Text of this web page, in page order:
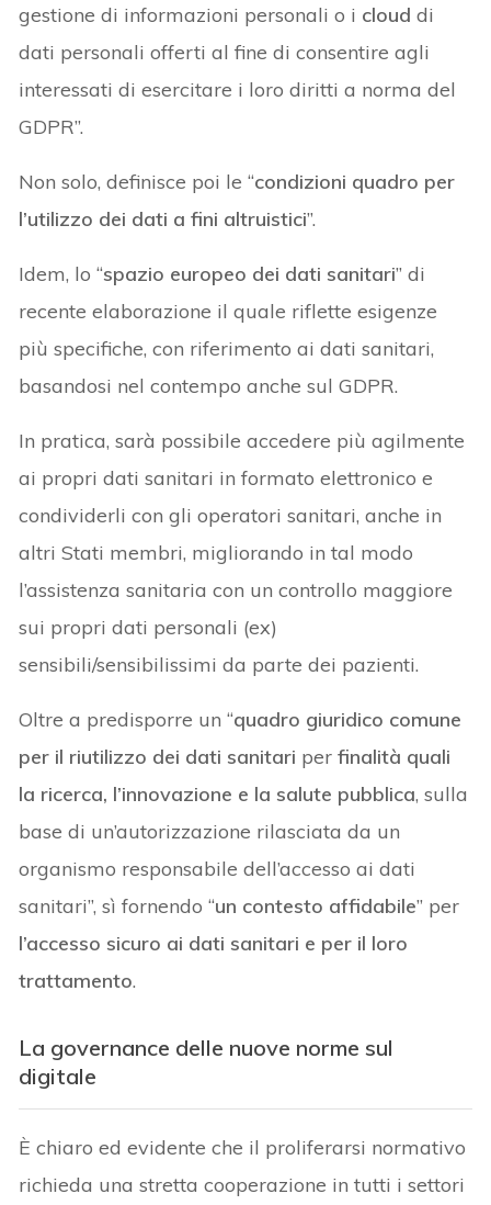
gestione di informazioni personali o i cloud di
dati personali offerti al fine di consentire agli
interessati di esercitare i loro diritti a norma del
GDPR”.
Non solo, definisce poi le “condizioni quadro per
l’utilizzo dei dati a fini altruistici”.
Idem, lo “spazio europeo dei dati sanitari” di
recente elaborazione il quale riflette esigenze
più specifiche, con riferimento ai dati sanitari,
basandosi nel contempo anche sul GDPR.
In pratica, sarà possibile accedere più agilmente
ai propri dati sanitari in formato elettronico e
condividerli con gli operatori sanitari, anche in
altri Stati membri, migliorando in tal modo
l’assistenza sanitaria con un controllo maggiore
sui propri dati personali (ex)
sensibili/sensibilissimi da parte dei pazienti.
Oltre a predisporre un “quadro giuridico comune
per il riutilizzo dei dati sanitari perfinalità quali
la ricerca, l’innovazione e la salute pubblica, sulla
base di un’autorizzazione rilasciata da un
organismo responsabile dell’accesso ai dati
sanitari”, sì fornendo “un contesto affidabile” per
l’accesso sicuro ai dati sanitari e per il loro
trattamento.
La governance delle nuove norme sul
digitale
È chiaro ed evidente che il proliferarsi normativo
richieda una stretta cooperazione in tutti i settori